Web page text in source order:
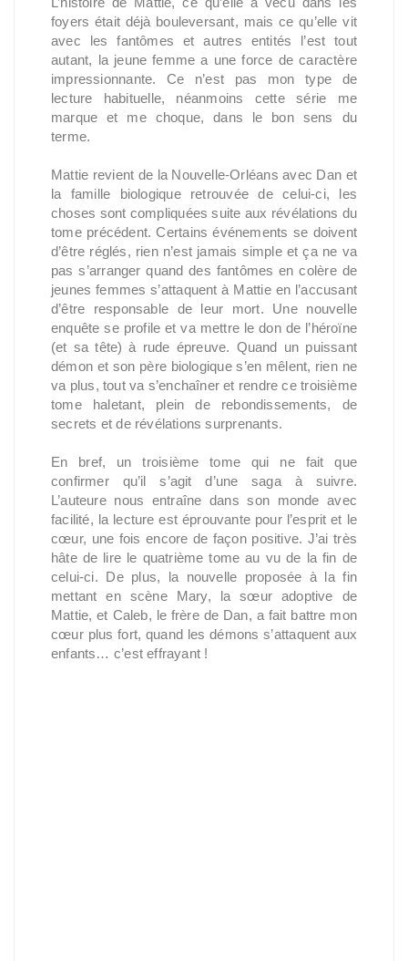
foyers était déjà bouleversant, mais ce qu’elle vit
avec les fantômes et autres entités l’est tout
autant, la jeune femme a une force de caractère
impressionnante. Ce n’est pas mon type de
lecture habituelle, néanmoins cette série me
marque et me choque, dans le bon sens du
terme.
Mattie revient de la Nouvelle-Orléans avec Dan et
la famille biologique retrouvée de celui-ci, les
choses sont compliquées suite aux révélations du
tome précédent. Certains événements se doivent
d’être réglés, rien n’est jamais simple et ça ne va
pas s’arranger quand des fantômes en colère de
jeunes femmes s’attaquent à Mattie en l’accusant
d’être responsable de leur mort. Une nouvelle
enquête se profile et va mettre le don de l’héroïne
(et sa tête) à rude épreuve. Quand un puissant
démon et son père biologique s’en mêlent, rien ne
va plus, tout va s’enchaîner et rendre ce troisième
tome haletant, plein de rebondissements, de
secrets et de révélations surprenants.
En bref, un troisième tome qui ne fait que
confirmer qu’il s’agit d’une saga à suivre.
L’auteure nous entraîne dans son monde avec
facilité, la lecture est éprouvante pour l’esprit et le
cœur, une fois encore de façon positive. J’ai très
hâte de lire le quatrième tome au vu de la fin de
celui-ci. De plus, la nouvelle proposée à la fin
mettant en scène Mary, la sœur adoptive de
Mattie, et Caleb, le frère de Dan, a fait battre mon
cœur plus fort, quand les démons s’attaquent aux
enfants… c’est effrayant !